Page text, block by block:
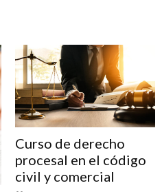
Curso de derecho
procesal en el código
civil y comercial